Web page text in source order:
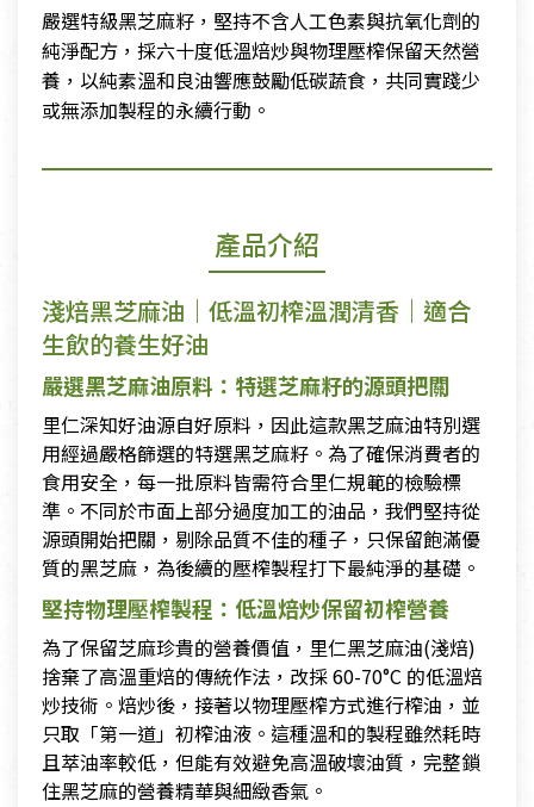
嚴選特級黑芝麻籽，堅持不含人工色素與抗氧化劑的
純淨配方，採六十度低溫焙炒與物理壓榨保留天然營
養，以純素溫和良油響應鼓勵低碳蔬食，共同實踐少
或無添加製程的永續行動。
產品介紹
淺焙黑芝麻油｜低溫初榨溫潤清香｜適合
生飲的養生好油
嚴選黑芝麻油原料：特選芝麻籽的源頭把關
里仁深知好油源自好原料，因此這款黑芝麻油特別選
用經過嚴格篩選的特選黑芝麻籽。為了確保消費者的
食用安全，每一批原料皆需符合里仁規範的檢驗標
準。不同於市面上部分過度加工的油品，我們堅持從
源頭開始把關，剔除品質不佳的種子，只保留飽滿優
質的黑芝麻，為後續的壓榨製程打下最純淨的基礎。
堅持物理壓榨製程：低溫焙炒保留初榨營養
為了保留芝麻珍貴的營養價值，里仁黑芝麻油(淺焙)
捨棄了高溫重焙的傳統作法，改採 60-70°C 的低溫焙
炒技術。焙炒後，接著以物理壓榨方式進行榨油，並
只取「第一道」初榨油液。這種溫和的製程雖然耗時
且萃油率較低，但能有效避免高溫破壞油質，完整鎖
住黑芝麻的營養精華與細緻香氣。